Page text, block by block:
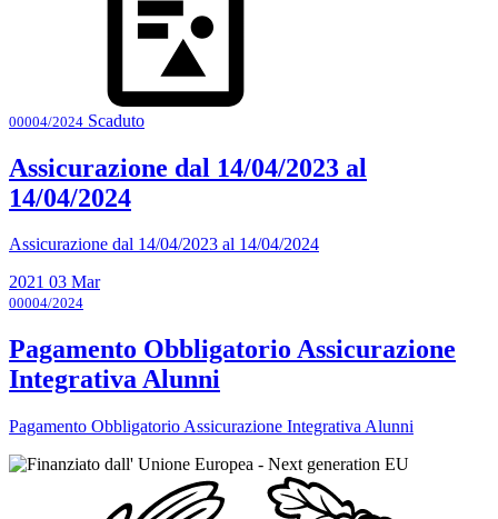
00004/2024 Scaduto
Assicurazione dal 14/04/2023 al
14/04/2024
Assicurazione dal 14/04/2023 al 14/04/2024
2021 03 Mar
00004/2024
Pagamento Obbligatorio Assicurazione
Integrativa Alunni
Pagamento Obbligatorio Assicurazione Integrativa Alunni